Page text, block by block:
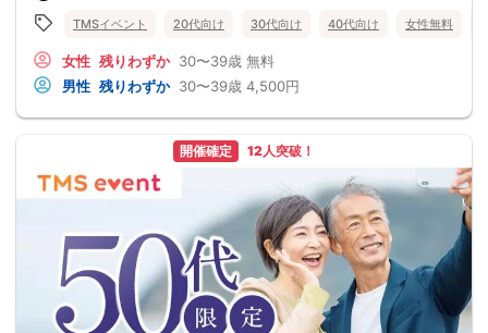
TMSイベント 20代向け 30代向け 40代向け 女性無料
女性 残りわずか 30〜39歳 無料
男性 残りわずか 30〜39歳 4,500円
開催確定 12人突破！